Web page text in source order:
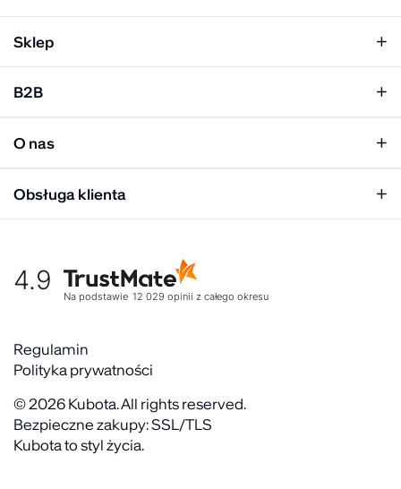
Sklep
Klapki męskie
Mężczyzna
B2B
Panel hurtowy
O nas
Biuro prasowe
Kultura organizacyjna
Rekrutujemy
Obsługa klienta
Warunki dostawy
Zwroty
Kontakt
FAQ
4.9
Na podstawie 12 029 opinii z całego okresu
Regulamin
Polityka prywatności
© 2026 Kubota. All rights reserved.
Bezpieczne zakupy: SSL/TLS
Kubota to styl życia.